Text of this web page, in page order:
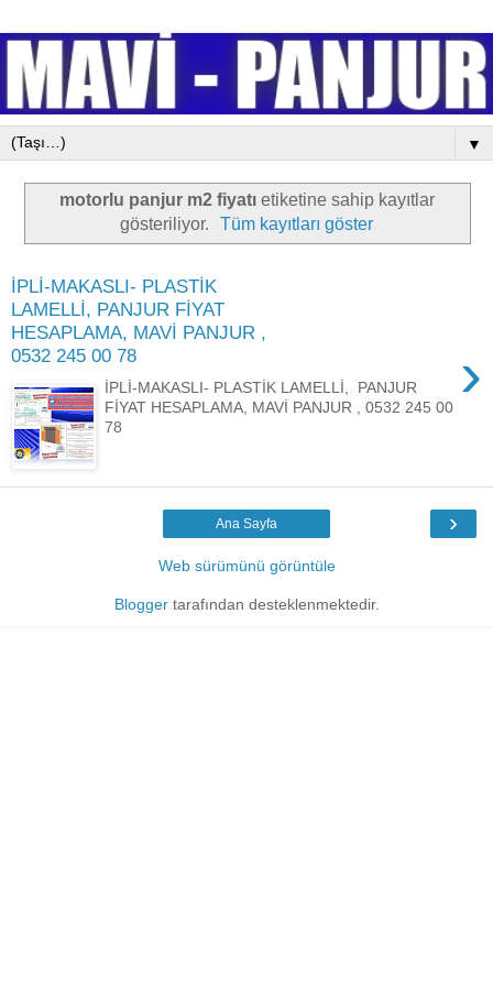
▼
motorlu panjur m2 fiyatıetiketine sahip kayıtlar
gösteriliyor.
Tüm kayıtları göster
İPLİ-MAKASLI- PLASTİK
LAMELLİ, PANJUR FİYAT
HESAPLAMA, MAVİ PANJUR ,
0532 245 00 78
›
İPLİ-MAKASLI- PLASTİK LAMELLİ, PANJUR
FİYAT HESAPLAMA, MAVİ PANJUR , 0532 245 00
78
›
Ana Sayfa
Web sürümünü görüntüle
Bloggertarafından desteklenmektedir.